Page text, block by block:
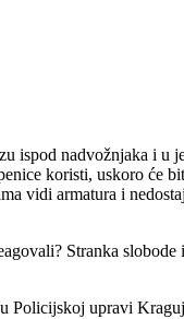
ispod nadvožnjaka i u
koristi, uskoro će
vidi armatura i
Stranka
Policijskoj upravi